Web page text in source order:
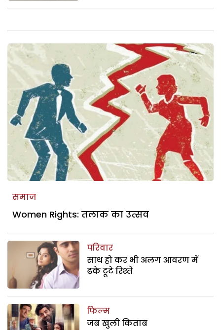
समाज
Women Rights: तलाक का उत्सव
परिवार
साथ हो कर भी अलग आवरण में
ढके टूटे रिश्ते
फिल्म
जब खुली किताब